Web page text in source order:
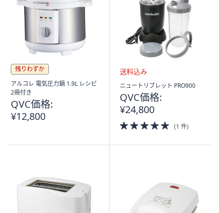
残りわずか
アルコレ 電気圧力鍋 1.9L レシピ
2冊付き
QVC価格:
¥12,800
送
込
み
ニュートリブレット PRO900
QVC価格:
¥24,800
5.0
of
(1 件)